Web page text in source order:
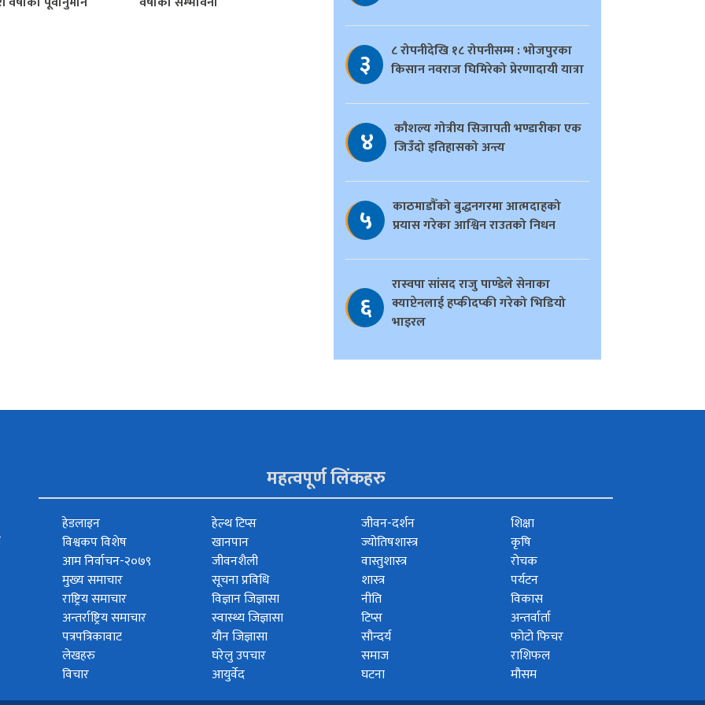
३
८ रोपनीदेखि १८ रोपनीसम्म : भोजपुरका
किसान नवराज घिमिरेको प्रेरणादायी यात्रा
४
काैशल्य गोत्रीय सिजापती भण्डारीका एक
जिउँदो इतिहासको अन्त्य
५
काठमाडौँको बुद्धनगरमा आत्मदाहको
प्रयास गरेका आश्विन राउतको निधन
६
रास्वपा सांसद राजु पाण्डेले सेनाका
क्याप्टेनलाई हप्कीदप्की गरेको भिडियो
भाइरल
महत्वपूर्ण लिंकहरु
हेडलाइन
विश्वकप विशेष
आम निर्वाचन-२०७९
मुख्य समाचार
राष्ट्रिय समाचार
अन्तर्राष्ट्रिय समाचार
पत्रपत्रिकावाट
लेखहरु
विचार
हेल्थ टिप्स
खानपान
जीवनशैली
सूचना प्रविधि
विज्ञान जिज्ञासा
स्वास्थ्य जिज्ञासा
यौन जिज्ञासा
घरेलु उपचार
आयुर्वेद
जीवन-दर्शन
ज्योतिषशास्त्र
वास्तुशास्त्र
शास्त्र
नीति
टिप्स
सौन्दर्य
समाज
घटना
शिक्षा
कृषि
रोचक
पर्यटन
विकास
अन्तर्वार्ता
फोटो फिचर
राशिफल
मौसम